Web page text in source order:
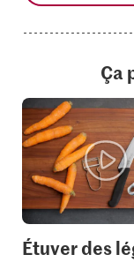
Ça
Étuver des